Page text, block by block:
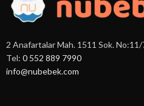
2 Anafartalar Mah. 1511 Sok.
Tel: 0 552 889 7990
info@nubebek.com